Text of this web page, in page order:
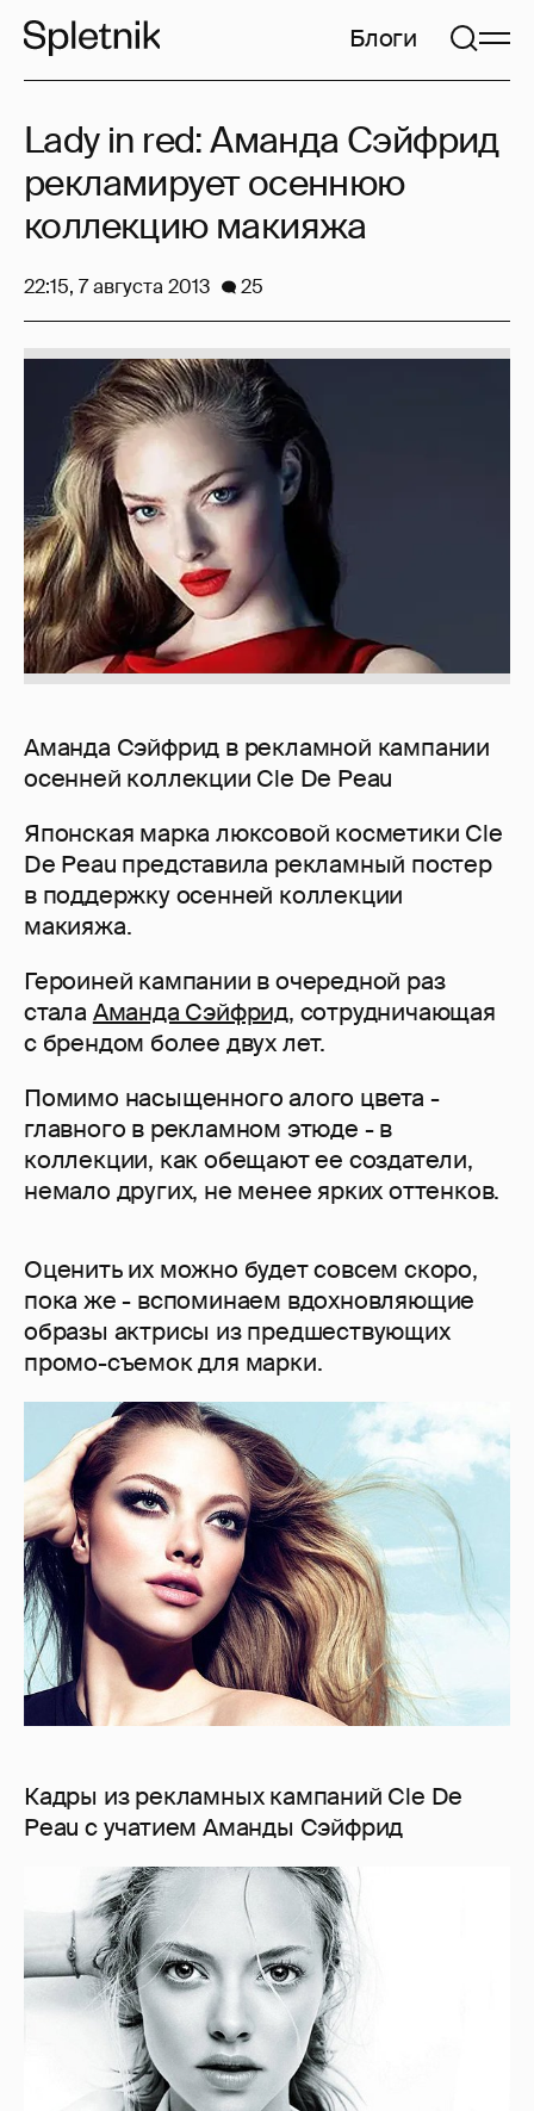
Блоги
Аманда Сэйфрид в рекламной кампании
осенней коллекции Cle De Peau
Японская марка люксовой косметики Cle
De Peau представила рекламный постер
в поддержку осенней коллекции
макияжа.
Героиней кампании в очередной раз
стала Аманда Сэйфрид, сотрудничающая
с брендом более двух лет.
Помимо насыщенного алого цвета -
главного в рекламном этюде - в
коллекции, как обещают ее создатели,
немало других, не менее ярких оттенков.
Оценить их можно будет совсем скоро,
пока же - вспоминаем вдохновляющие
образы актрисы из предшествующих
промо-съемок для марки.
Кадры из рекламных кампаний Cle De
Peau с учатием Аманды Сэйфрид
Lady in red: Аманда Сэйфрид
рекламирует осеннюю
коллекцию макияжа
22:15, 7 августа 2013 25